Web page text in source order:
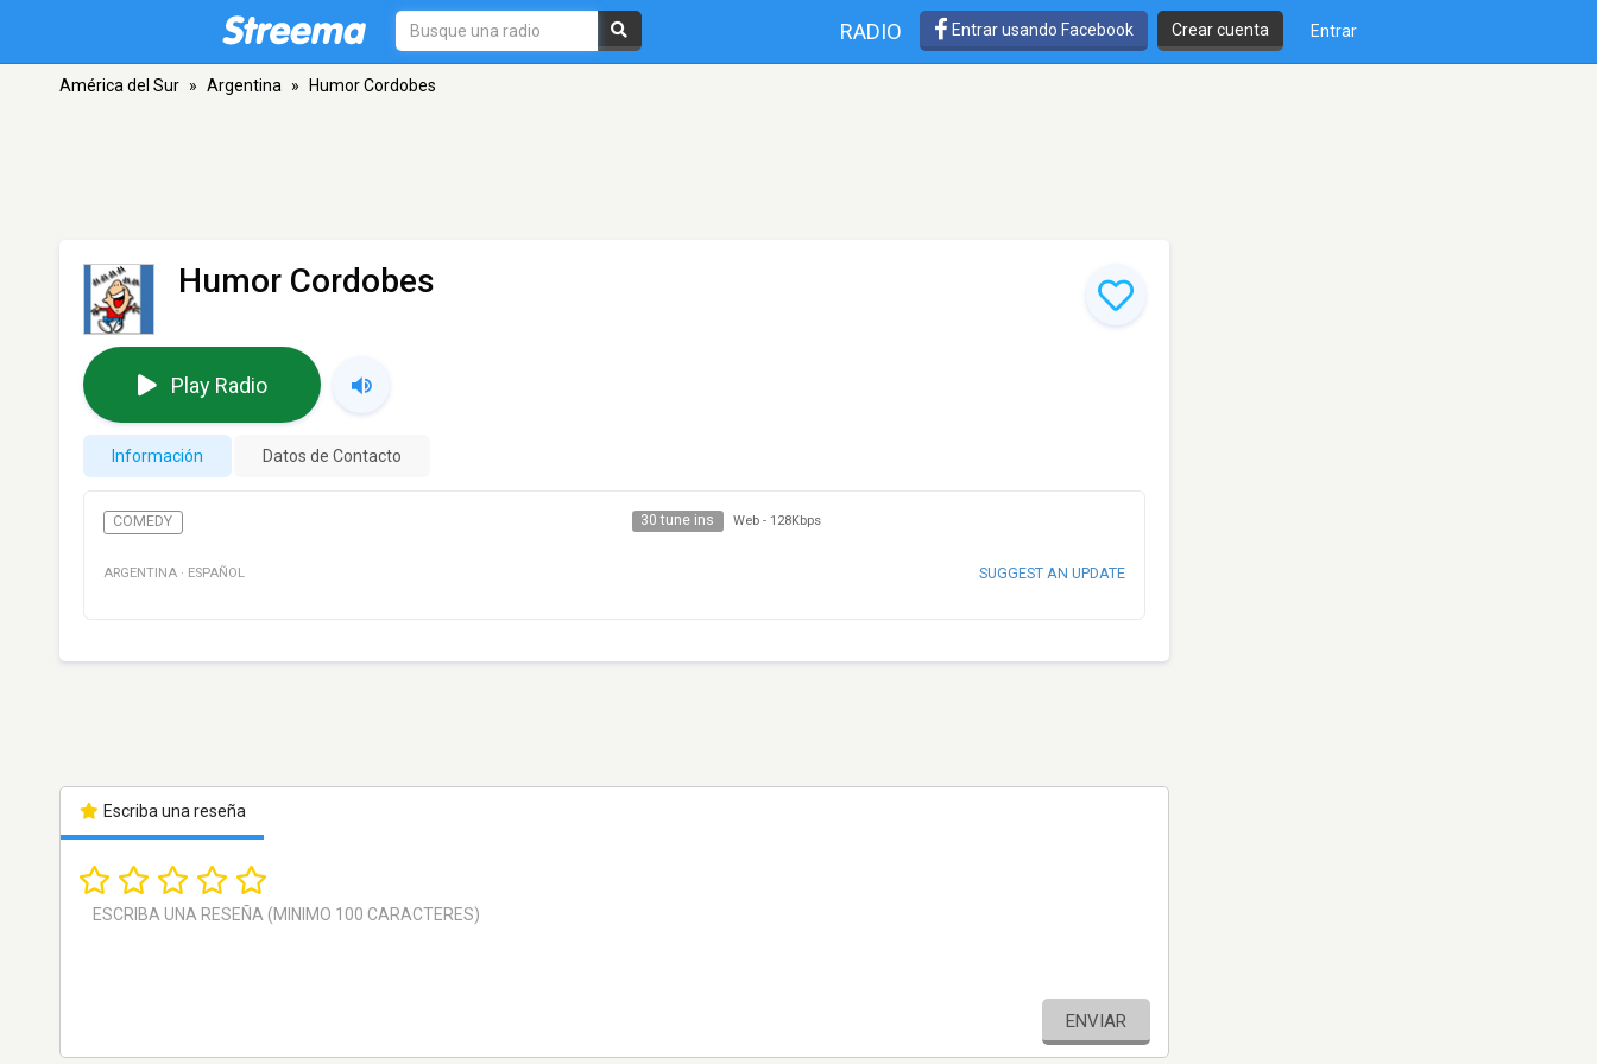
RADIO Entrar usando Facebook Crear cuenta Entrar
América del Sur » Argentina » Humor Cordobes
Humor Cordobes
Play Radio
Información Datos de Contacto
COMEDY 30 tune ins Web - 128Kbps
ARGENTINA · ESPAÑOL SUGGEST AN UPDATE
Escriba una reseña
ENVIAR